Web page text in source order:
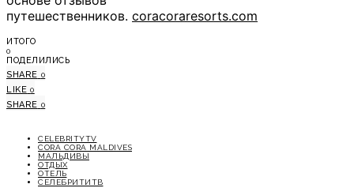
путешественников. coracoraresorts.com
ИТОГО
0
ПОДЕЛИЛИСЬ
SHARE 0
LIKE 0
SHARE 0
CELEBRITYTV
CORA CORA MALDIVES
МАЛЬДИВЫ
ОТДЫХ
ОТЕЛЬ
СЕЛЕБРИТИТВ